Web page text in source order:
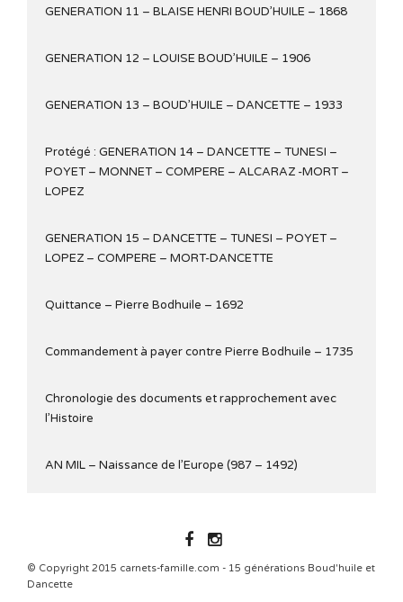
GENERATION 11 – BLAISE HENRI BOUD’HUILE – 1868
GENERATION 12 – LOUISE BOUD’HUILE – 1906
GENERATION 13 – BOUD’HUILE – DANCETTE – 1933
Protégé : GENERATION 14 – DANCETTE – TUNESI –
POYET – MONNET – COMPERE – ALCARAZ -MORT –
LOPEZ
GENERATION 15 – DANCETTE – TUNESI – POYET –
LOPEZ – COMPERE – MORT-DANCETTE
Quittance – Pierre Bodhuile – 1692
Commandement à payer contre Pierre Bodhuile – 1735
Chronologie des documents et rapprochement avec
l’Histoire
AN MIL – Naissance de l’Europe (987 – 1492)
© Copyright 2015 carnets-famille.com - 15 générations Boud'huile et
Dancette